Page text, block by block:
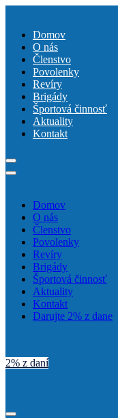
Domov
O nás
Členstvo
Povolenky
Revíry
Brigády
Športová činnosť
Aktuality
Kontakt
Domov
O nás
Členstvo
Povolenky
Revíry
Brigády
Športová činnosť
Aktuality
Kontakt
Darujte 2% z dane
2% z daní